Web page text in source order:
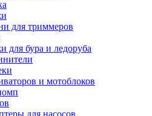
для триммеров
для бура и ледоруба
и мотоблоков
для насосов